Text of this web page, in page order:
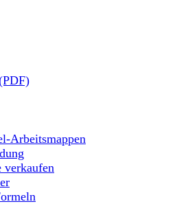
Arbeitsmappen
verkaufen